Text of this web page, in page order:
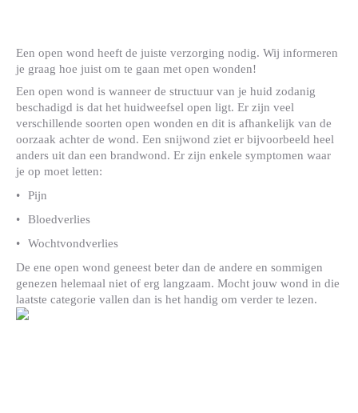
Een open wond heeft de juiste verzorging nodig. Wij informeren
je graag hoe juist om te gaan met open wonden!
Een open wond is wanneer de structuur van je huid zodanig
beschadigd is dat het huidweefsel open ligt. Er zijn veel
verschillende soorten open wonden en dit is afhankelijk van de
oorzaak achter de wond. Een snijwond ziet er bijvoorbeeld heel
anders uit dan een brandwond. Er zijn enkele symptomen waar
je op moet letten:
Pijn
Bloedverlies
Wochtvondverlies
De ene open wond geneest beter dan de andere en sommigen
genezen helemaal niet of erg langzaam. Mocht jouw wond in die
laatste categorie vallen dan is het handig om verder te lezen.